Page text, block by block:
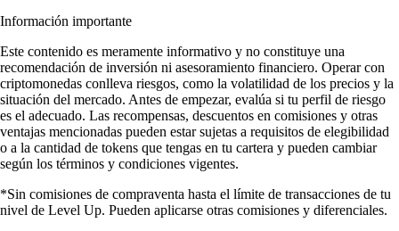
Información importante
Este contenido es meramente informativo y no constituye una
recomendación de inversión ni asesoramiento financiero. Operar con
criptomonedas conlleva riesgos, como la volatilidad de los precios y la
situación del mercado. Antes de empezar, evalúa si tu perfil de riesgo
es el adecuado. Las recompensas, descuentos en comisiones y otras
ventajas mencionadas pueden estar sujetas a requisitos de elegibilidad
o a la cantidad de tokens que tengas en tu cartera y pueden cambiar
según los términos y condiciones vigentes.
*Sin comisiones de compraventa hasta el límite de transacciones de tu
nivel de Level Up. Pueden aplicarse otras comisiones y diferenciales.